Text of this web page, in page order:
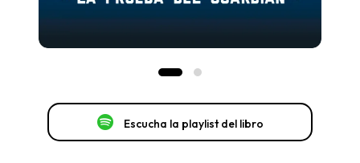
Escucha la playlist del libro